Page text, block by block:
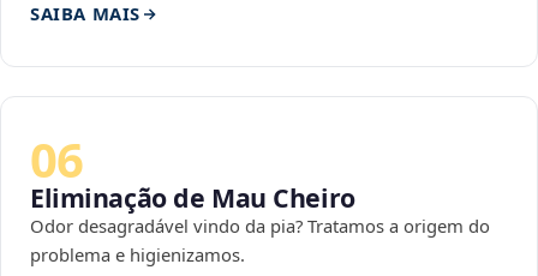
SAIBA MAIS
06
Eliminação de Mau Cheiro
Odor desagradável vindo da pia? Tratamos a origem do
problema e higienizamos.